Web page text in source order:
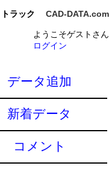
トラック CAD-DATA.com
ようこそゲストさん
ログイン
データ追加
新着データ
コメント